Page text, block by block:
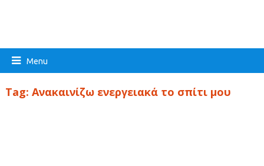
Menu
Tag: Ανακαινίζω ενεργειακά το σπίτι μου